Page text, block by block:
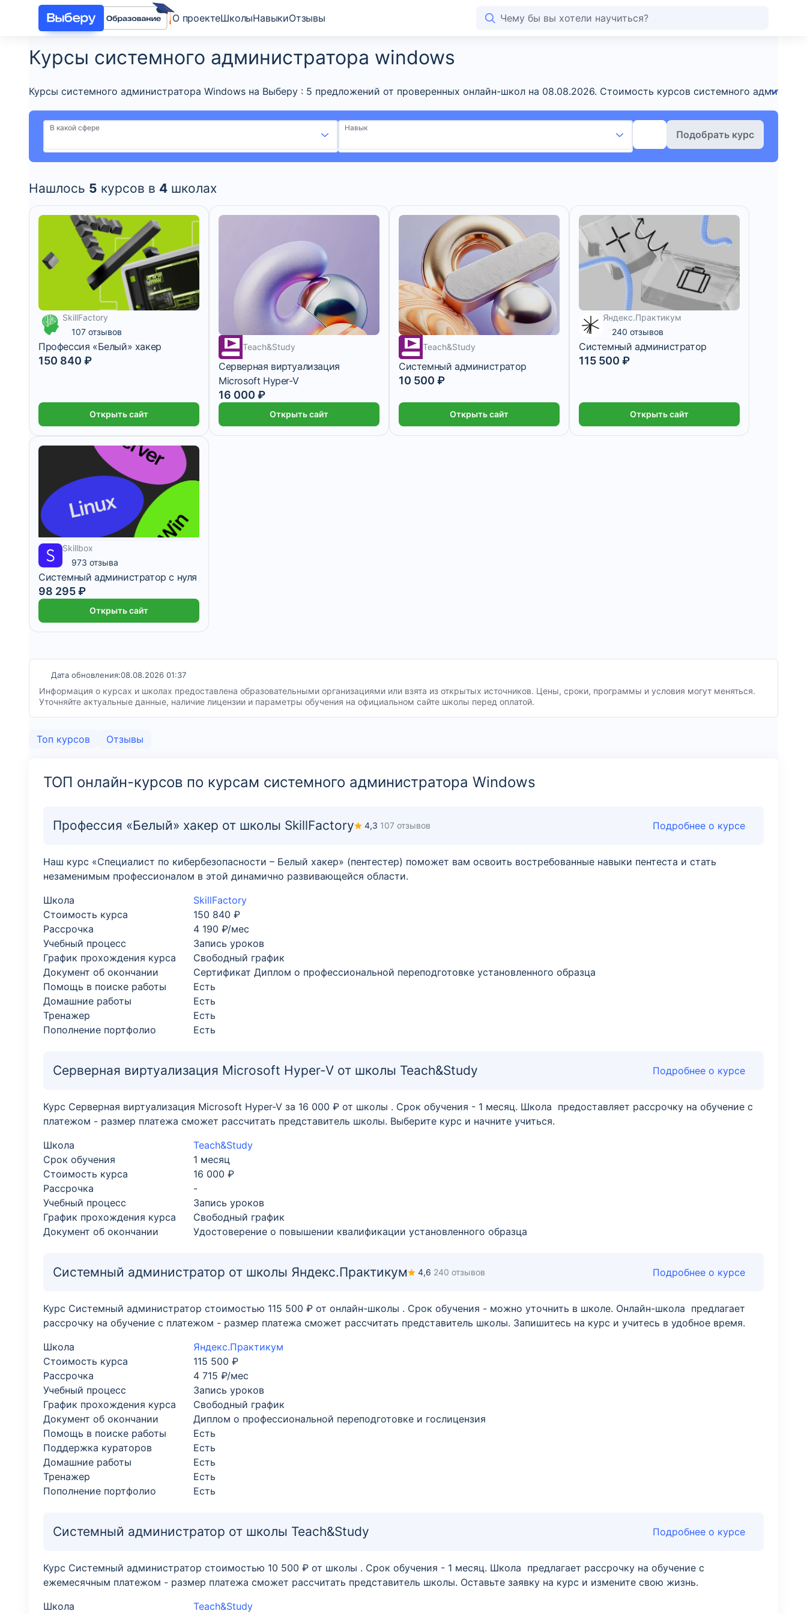
О проектеШколыНавыкиОтзывы
Курсы системного администратора windows
Курсы системного администратора Windows на Выберу : 5 предложений от проверенных онлайн-школ на 08.08.2026. Стоимость курсов системного
В какой сфере Навык
Подобрать курс
Нашлось 5 курсов в 4 школах
4 190 ₽/месSkillFactory
107 отзывов
Профессия «Белый» хакер
150 840 ₽
Открыть сайт
1 месяц
Teach&Study
Серверная виртуализация
Microsoft Hyper-V
16 000 ₽
Открыть сайт
1 месяцTeach&Study
Системный администратор
10 500 ₽
Открыть сайт
4 715 ₽/месЯндекс.Практикум
240 отзывов
Системный администратор
115 500 ₽
Открыть сайт
8 191 ₽/мес 6 месяцев
Skillbox
973 отзыва
Системный администратор с нуля
98 295 ₽
Открыть сайт
Дата обновления:08.08.2026 01:37
Информация о курсах и школах предоставлена образовательными организациями или взята из открытых источников. Цены, сроки, программы и условия могут меняться.
Уточняйте актуальные данные, наличие лицензии и параметры обучения на официальном сайте школы перед оплатой.
Топ курсов Отзывы
ТОП онлайн-курсов по курсам системного администратора Windows
Профессия «Белый» хакер от школы SkillFactory 4,3 107 отзывов Подробнее о курсе
Наш курс «Специалист по кибербезопасности – Белый хакер» (пентестер) поможет вам освоить востребованные навыки пентеста и стать
незаменимым профессионалом в этой динамично развивающейся области.
Школа
SkillFactory
Стоимость курса
150 840 ₽
Рассрочка
4 190 ₽/мес
Учебный процесс
Запись уроков
График прохождения курса
Свободный график
Документ об окончании
Сертификат Диплом о профессиональной переподготовке установленного образца
Помощь в поиске работы
Есть
Домашние работы
Есть
Тренажер
Есть
Пополнение портфолио
Есть
Серверная виртуализация Microsoft Hyper-V от школы Teach&Study Подробнее о курсе
Курс Серверная виртуализация Microsoft Hyper-V за 16 000 ₽ от школы . Срок обучения - 1 месяц. Школа предоставляет рассрочку на обучение с
платежом - размер платежа сможет рассчитать представитель школы. Выберите курс и начните учиться.
Школа
Teach&Study
Срок обучения
1 месяц
Стоимость курса
16 000 ₽
Рассрочка
-
Учебный процесс
Запись уроков
График прохождения курса
Свободный график
Документ об окончании
Удостоверение о повышении квалификации установленного образца
Системный администратор от школы Яндекс.Практикум 4,6 240 отзывов Подробнее о курсе
Курс Системный администратор стоимостью 115 500 ₽ от онлайн-школы . Срок обучения - можно уточнить в школе. Онлайн-школа предлагает
рассрочку на обучение с платежом - размер платежа сможет рассчитать представитель школы. Запишитесь на курс и учитесь в удобное время.
Школа
Яндекс.Практикум
Стоимость курса
115 500 ₽
Рассрочка
4 715 ₽/мес
Учебный процесс
Запись уроков
График прохождения курса
Свободный график
Документ об окончании
Диплом о профессиональной переподготовке и гослицензия
Помощь в поиске работы
Есть
Поддержка кураторов
Есть
Домашние работы
Есть
Тренажер
Есть
Пополнение портфолио
Есть
Системный администратор от школы Teach&Study Подробнее о курсе
Курс Системный администратор стоимостью 10 500 ₽ от школы . Срок обучения - 1 месяц. Школа предлагает рассрочку на обучение с
ежемесячным платежом - размер платежа сможет рассчитать представитель школы. Оставьте заявку на курс и измените свою жизнь.
Школа
Teach&Study